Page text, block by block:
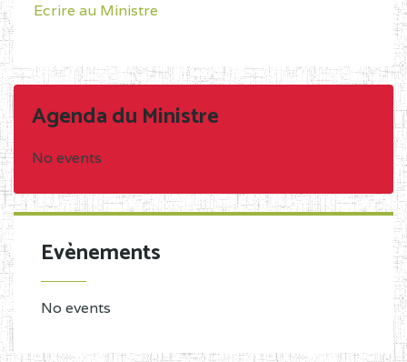
Ecrire au Ministre
Agenda du Ministre
No events
Evènements
No events